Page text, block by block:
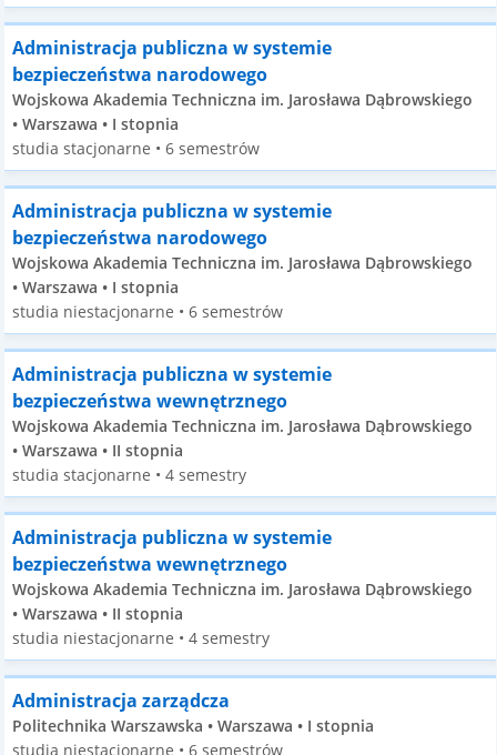
Administracja publiczna w systemie
bezpieczeństwa narodowego
Wojskowa Akademia Techniczna im. Jarosława Dąbrowskiego
• Warszawa • I stopnia
studia stacjonarne • 6 semestrów
Administracja publiczna w systemie
bezpieczeństwa narodowego
Wojskowa Akademia Techniczna im. Jarosława Dąbrowskiego
• Warszawa • I stopnia
studia niestacjonarne • 6 semestrów
Administracja publiczna w systemie
bezpieczeństwa wewnętrznego
Wojskowa Akademia Techniczna im. Jarosława Dąbrowskiego
• Warszawa • II stopnia
studia stacjonarne • 4 semestry
Administracja publiczna w systemie
bezpieczeństwa wewnętrznego
Wojskowa Akademia Techniczna im. Jarosława Dąbrowskiego
• Warszawa • II stopnia
studia niestacjonarne • 4 semestry
Administracja zarządcza
Politechnika Warszawska • Warszawa • I stopnia
studia niestacjonarne • 6 semestrów